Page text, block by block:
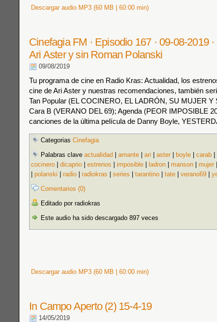
Descargar audio MP3 (60 MB | 60:00 min)
Cinefagia FM · Episodio 167 · 09-08-2019
Ari Aster y sin Roman Polanski
09/08/2019
Tu programa de cine en Radio Kras: Actualidad, los
cine de Ari Aster y nuestras recomendaciones, también
Tan Popular (EL COCINERO, EL LADRÓN, SU MUJER Y
Cara B (VERANO DEL 69); Agenda (PEOR IMPOSIBLE
canciones de la última película de Danny Boyle,
Categorias Cinefagia
Palabras clave actualidad amante ari aster boyle carab
cocinero
dicaprio estrenos imposible ladron manson mujer
polanski radio radiokras series tarantino tate verano69
Comentarios (0)
Editado por radiokras
Este audio ha sido descargado 897 veces
Descargar audio MP3 (60 MB | 60:00 min)
In Campo Aperto (2) 15-4-19
14/05/2019